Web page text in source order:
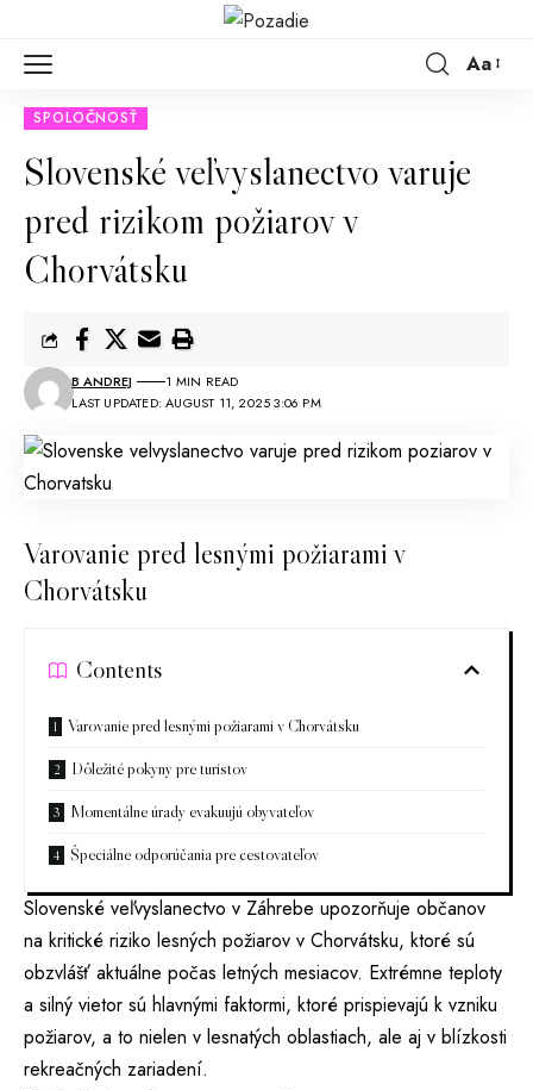
Aa
SPOLOČNOSŤ
Slovenské veľvyslanectvo varuje
pred rizikom požiarov v
Chorvátsku
LAST UPDATED: AUGUST 11, 2025 3:06 PM
B ANDREJ 1 MIN READ
Varovanie pred lesnými požiarami v
Chorvátsku
Contents
Varovanie pred lesnými požiarami v Chorvátsku
Dôležité pokyny pre turistov
Momentálne úrady evakuujú obyvateľov
Špeciálne odporúčania pre cestovateľov
Slovenské veľvyslanectvo v Záhrebe upozorňuje občanov
na kritické riziko lesných požiarov v Chorvátsku, ktoré sú
obzvlášť aktuálne počas letných mesiacov. Extrémne teploty
a silný vietor sú hlavnými faktormi, ktoré prispievajú k vzniku
požiarov, a to nielen v lesnatých oblastiach, ale aj v blízkosti
rekreačných zariadení.